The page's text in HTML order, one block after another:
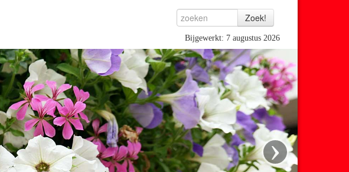
Bijgewerkt: 7 augustus 2026
›